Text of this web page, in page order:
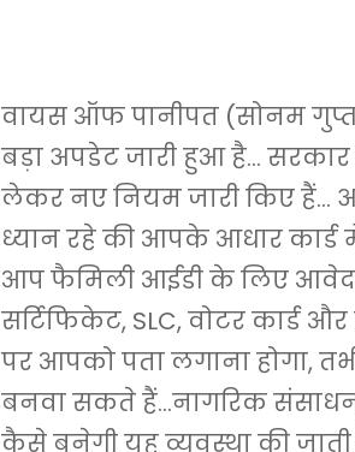
वायस ऑफ पानीपत (सोनम
बड़ा अपडेट जारी हुआ है…
लेकर नए नियम जारी किए हैं…
ध्यान रहे की आपके आधार कार्ड
आप फैमिली आईडी के लिए
सर्टिफिकेट, SLC, वोटर कार्ड
पर आपको पता लगाना होगा,
बनवा सकते हैं…नागरिक
कैसे बनेगी यह व्यवस्था की जाती